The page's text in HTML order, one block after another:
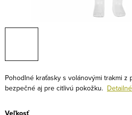
Pohodlné kraťasky s volánovými trakmi
bezpečné aj pre citlivú pokožku.